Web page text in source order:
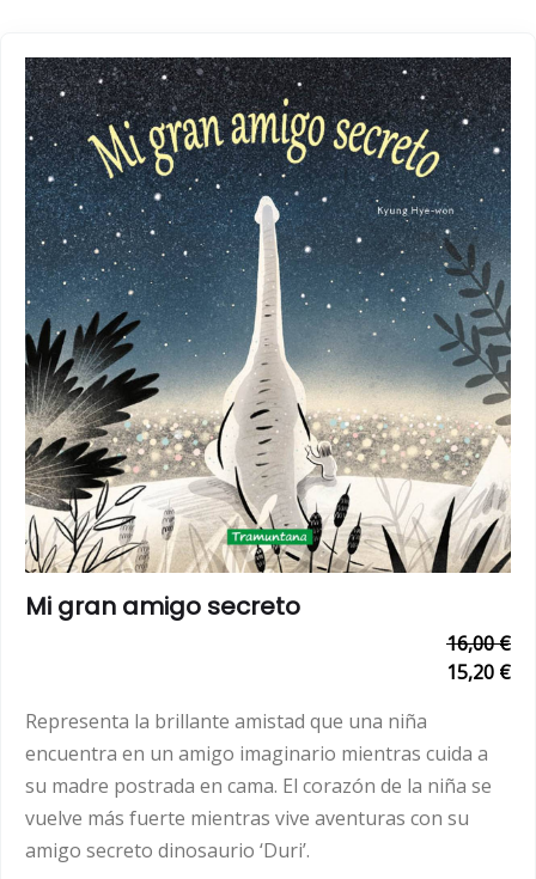
Mi gran amigo secreto
16,00 €
15,20 €
Representa la brillante amistad que una niña
encuentra en un amigo imaginario mientras cuida a
su madre postrada en cama. El corazón de la niña se
vuelve más fuerte mientras vive aventuras con su
amigo secreto dinosaurio ‘Duri’.